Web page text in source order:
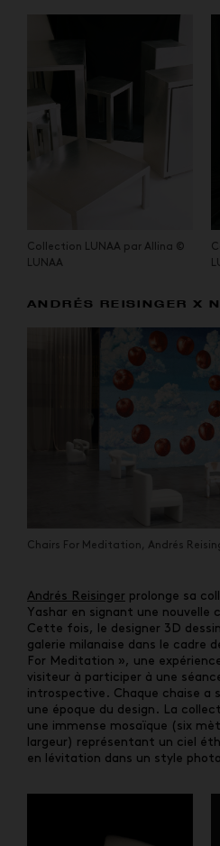
Collection LUNAA par Allina ©
LUNAA
ANDRÉS REISINGER X
Chairs For Meditation, Andrés
Andrés Reisinger prolonge sa
Yashar en signant une nouvelle
Cette fois, le designer 3D
galerie milanaise dans le cadre
For Meditation », une
visiteur à participer à une
introspective. Chaque chaise a
une époque du design. La
une immense mosaïque (six
largeur) représentant un ciel
en lévitation dans un style